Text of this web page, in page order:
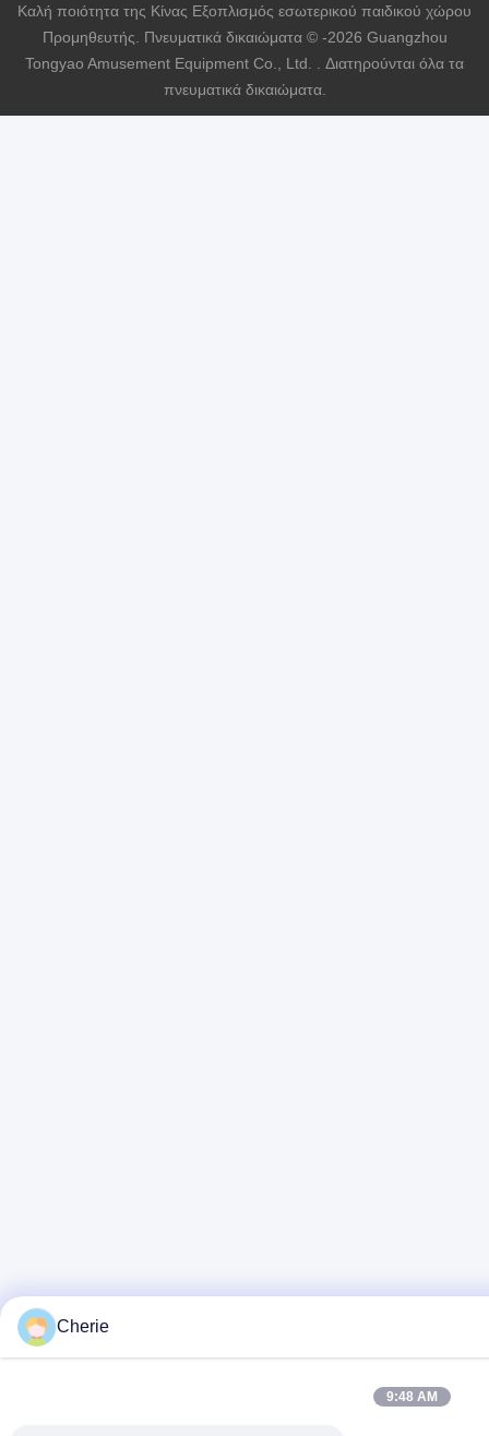
Καλή ποιότητα της Κίνας Εξοπλισμός εσωτερικού παιδικού χώρου
Προμηθευτής. Πνευματικά δικαιώματα © -2026 Guangzhou
Tongyao Amusement Equipment Co., Ltd. . Διατηρούνται όλα τα
πνευματικά δικαιώματα.
Cherie
9:48 AM